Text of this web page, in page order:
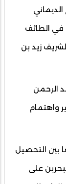
في الطائف
زيد بن
الرحمن
واهتمام
بين التحصيل
على